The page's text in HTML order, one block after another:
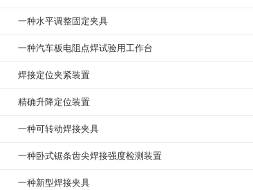
一种水平调整固定夹具
一种汽车板电阻点焊试验用工作台
焊接定位夹紧装置
精确升降定位装置
一种可转动焊接夹具
一种卧式锯条齿尖焊接强度检测装置
一种新型焊接夹具